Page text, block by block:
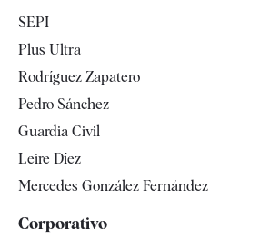
Televisión
SEPI
Plus Ultra
Rodríguez Zapatero
Pedro Sánchez
Guardia Civil
Leire Díez
Mercedes González Fernández
Corporativo